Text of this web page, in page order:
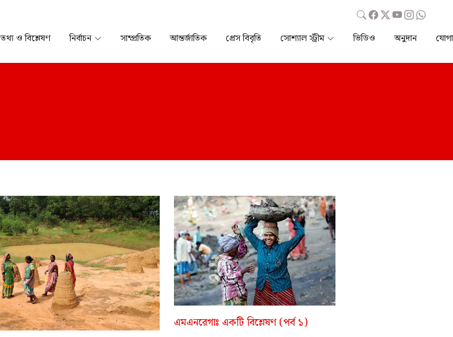
তথ্য ও বিশ্লেষণ নির্বাচন সাম্প্রতিক আন্তর্জাতিক প্রেস বিবৃতি সোশ্যাল স্ট্রীম ভিডিও অনুদান
এমএনরেগাঃ একটি বিশ্লেষণ (পর্ব ১)